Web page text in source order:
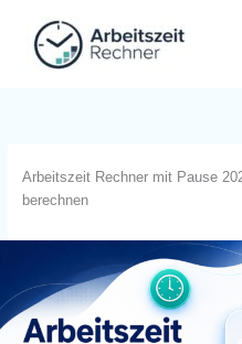
content
Arbeitszeit Rechner mit Pause
berechnen